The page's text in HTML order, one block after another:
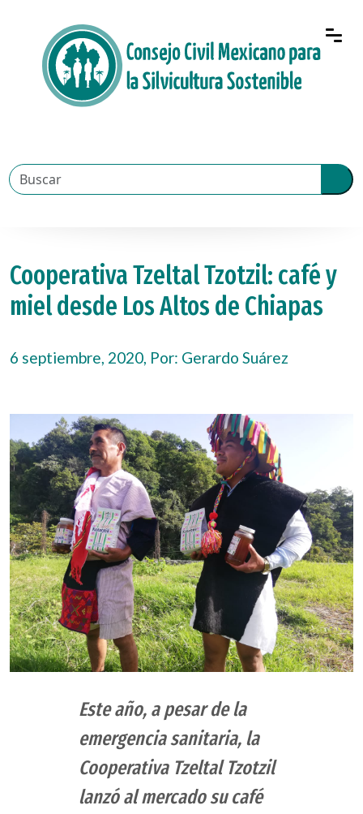
Cooperativa Tzeltal Tzotzil: café y
miel desde Los Altos de Chiapas
6 septiembre, 2020, Por: Gerardo Suárez
Este año, a pesar de la
emergencia sanitaria, la
Cooperativa Tzeltal Tzotzil
lanzó al mercado su café